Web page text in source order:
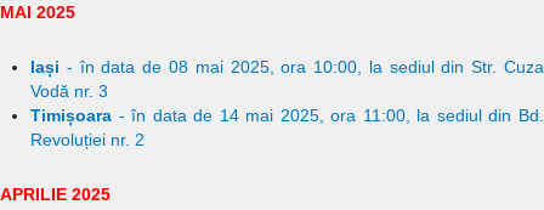
MAI 2025
Iași - în data de 08 mai 2025, ora 10:00, la sediul din Str. Cuza
Vodă nr. 3
Timișoara - în data de 14 mai 2025, ora 11:00, la sediul din Bd.
Revoluției nr. 2
APRILIE 2025